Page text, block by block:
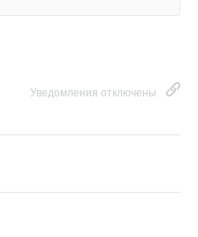
Уведомления отключены